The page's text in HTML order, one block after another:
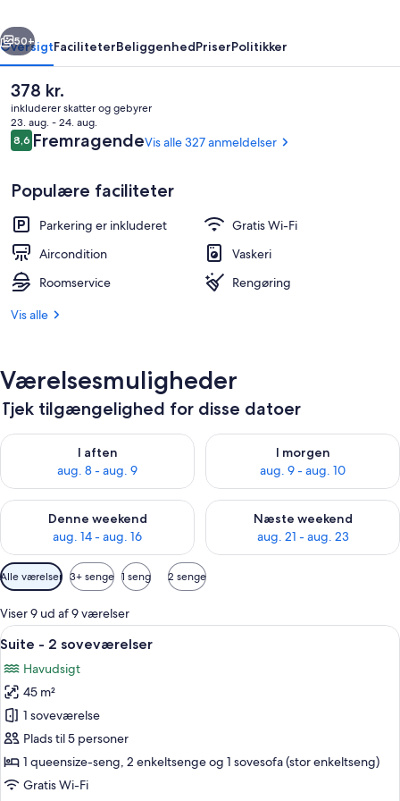
Reception
Næste
50+
OversigtFaciliteterBeliggenhedPriserPolitikker
Den
nuværende
pris
er
378 kr.
378 kr.
inkluderer skatter og gebyrer
23. aug. - 24. aug.
Anmeldelser
8,68,6 ud af 10.
FremragendeVis alle 327 anmeldelser
Populære faciliteter
Parkering er inkluderet
Gratis Wi-Fi
Aircondition
Vaskeri
Roomservice
Rengøring
Vis alle
Værelsesmuligheder
Tjek tilgængelighed for disse datoer
I aften
aug. 8 - aug. 9
Tjek tilgængelighed for i aften aug. 8 - aug. 9
I morgen
aug. 9 - aug. 10
Tjek tilgængelighed for i
Denne weekend
aug. 14 - aug. 16
Tjek tilgængelighed for denne weekend aug. 14 - aug. 16
Næste weekend
aug. 21 - aug. 23
Tjek tilgængelighed for næste
Tilgængelige
filtre
for
værelser
Alle værelser 3+ senge 1 seng 2 senge
Viser 9 ud af 9 værelser
Indlæs
alle
billeder
af
Suite
-
2
soveværelser
Et hotelværelse med en seng, et
7
Suite - 2 soveværelser
Havudsigt
45 m²
1 soveværelse
Plads til 5 personer
1 queensize-seng, 2 enkeltsenge og 1 sovesofa (stor enkeltseng)
Gratis Wi-Fi